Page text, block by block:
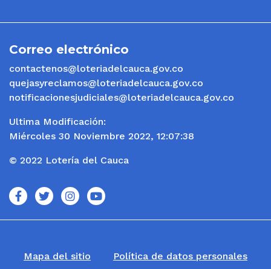
Correo electrónico
contactenos@loteriadelcauca.gov.co
quejasyreclamos@loteriadelcauca.gov.co
notificacionesjudiciales@loteriadelcauca.gov.co
Ultima Modificación:
Miércoles 30 Noviembre 2022, 12:07:38
© 2022 Lotería del Cauca
icono iconoicono icono
Mapa del sitio Política de datos personales